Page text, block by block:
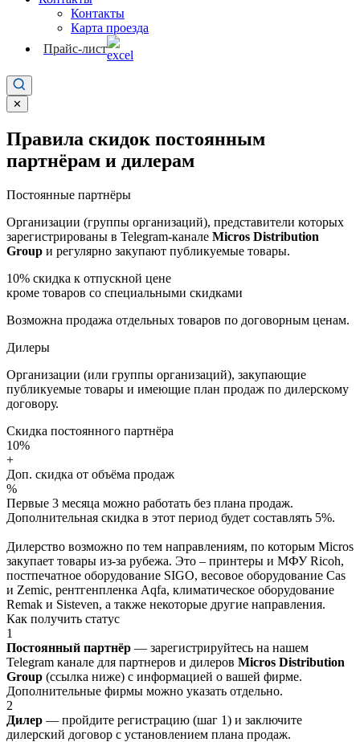
Контакты
Карта проезда
Прайс-лист
✕
Правила скидок постоянным
партнёрам и дилерам
Постоянные партнёры
Организации (группы организаций), представители которых
зарегистрированы в Telegram-канале Micros Distribution
Group и регулярно закупают публикуемые товары.
10% скидка к отпускной цене
кроме товаров со специальными скидками
Возможна продажа отдельных товаров по договорным ценам.
Дилеры
Организации (или группы организаций), закупающие
публикуемые товары и имеющие план продаж по дилерскому
договору.
Скидка постоянного партнёра
10%
+
Доп. скидка от объёма продаж
%
Первые 3 месяца можно работать без плана продаж.
Дополнительная скидка в этот период будет составлять 5%.
Дилерство возможно по тем направлениям, по которым Micros
закупает товары из-за рубежа. Это – принтеры и МФУ Ricoh,
постпечатное оборудование SIGO, весовое оборудование Cas
и Zemic, рентгенпленка Aqfa, климатическое оборудование
Remak и Sisteven, а также некоторые другие направления.
Как получить статус
1
Постоянный партнёр — зарегистрируйтесь на нашем
Telegram канале для партнеров и дилеров Micros Distribution
Group (ссылка ниже) с информацией о вашей фирме.
Дополнительные фирмы можно указать отдельно.
2
Дилер — пройдите регистрацию (шаг 1) и заключите
дилерский договор с установлением плана продаж.